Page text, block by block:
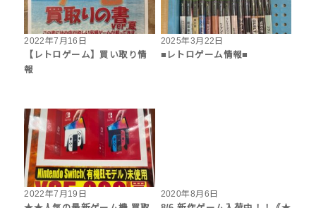
2022年7月16日
【レトロゲーム】買い取り情
報
2025年3月22日
■レトロゲーム情報■
2022年7月19日
2020年8月6日